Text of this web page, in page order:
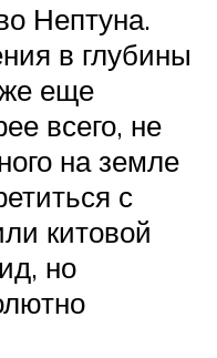
Нептуна.
в глубины
еще
всего, не
на земле
с
китовой
но